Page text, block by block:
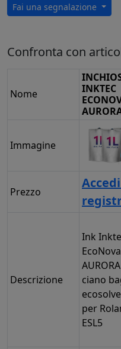
Fai una segnalazione
Confronta con
Nome
INKTEC
Immagine
Prezzo
Descrizione
Ink
EcoNova
AURORA
ciano
per
ESL5